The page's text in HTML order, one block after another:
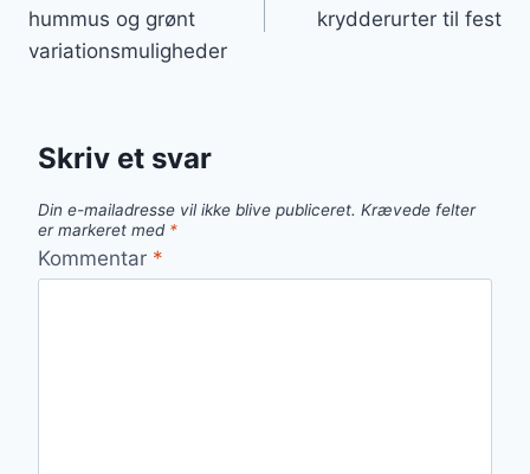
hummus og grønt
variationsmuligheder
krydderurter til fest
Skriv et svar
Din e-mailadresse vil ikke blive publiceret. Krævede felter
er markeret med *
Kommentar *